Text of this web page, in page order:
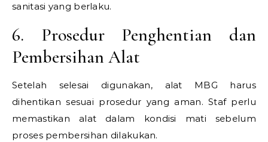
sanitasi yang berlaku.
6. Prosedur Penghentian dan
Pembersihan Alat
Setelah selesai digunakan, alat MBG harus
dihentikan sesuai prosedur yang aman. Staf perlu
memastikan alat dalam kondisi mati sebelum
proses pembersihan dilakukan.